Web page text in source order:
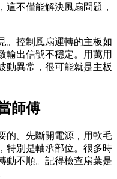
這不僅能解決風扇問題，
。控制風扇運轉的主板如
輸出信號不穩定。用萬用
動異常，很可能就是主板
師傅
的。先斷開電源，用軟毛
特別是軸承部位。很多時
動不順。記得檢查扇葉是